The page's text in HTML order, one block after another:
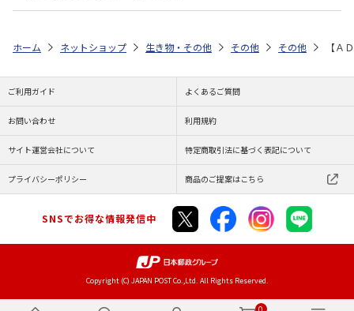
ホーム ネットショップ 生き物・その他 その他 その他 【Ａ
ご利用ガイド よくあるご質問
お問い合わせ 利用規約
サイト運営会社について 特定商取引法に基づく表記について
プライバシーポリシー 商品のご提案はこちら
SNSでお得な情報発信中
Copyright (C) JAPAN POST Co.,Ltd. All Rights Reserved.